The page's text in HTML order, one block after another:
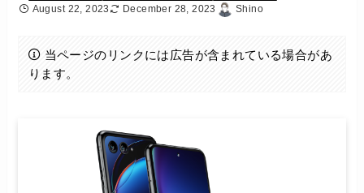
August 22, 2023 December 28, 2023 Shino
当ページのリンクには広告が含まれている場合があ
ります。